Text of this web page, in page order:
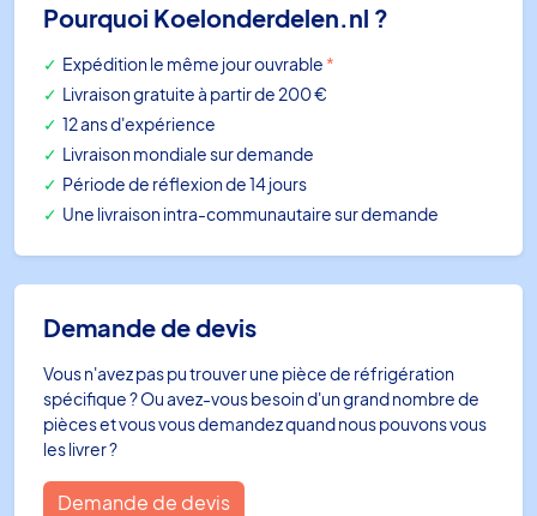
Pourquoi Koelonderdelen.nl ?
Expédition le même jour ouvrable *
Livraison gratuite à partir de 200 €
12 ans d'expérience
Livraison mondiale sur demande
Période de réflexion de 14 jours
Une livraison intra-communautaire sur demande
Demande de devis
Vous n'avez pas pu trouver une pièce de réfrigération
spécifique ? Ou avez-vous besoin d'un grand nombre de
pièces et vous vous demandez quand nous pouvons vous
les livrer ?
Demande de devis